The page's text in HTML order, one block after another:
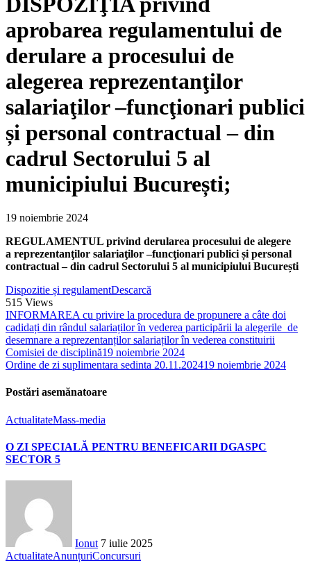
aprobarea regulamentului de
derulare a procesului de
alegerea reprezentanţilor
salariaţilor –funcţionari publici
și personal contractual – din
cadrul Sectorului 5 al
municipiului București;
19 noiembrie 2024
REGULAMENTUL privind derularea procesului de alegere
a reprezentanţilor salariaţilor –funcţionari publici și personal
contractual – din cadrul Sectorului 5 al municipiului București
Dispozitie și regulamentDescarcă
515 Views
INFORMAREA cu privire la procedura de propunere a câte doi
cadidați din rândul salariaților în vederea participării la alegerile de
desemnare a reprezentanților salariaților în vederea constituirii
Comisiei de disciplină19 noiembrie 2024
Ordine de zi suplimentara sedinta 20.11.202419 noiembrie 2024
Postări asemănatoare
ActualitateMass-media
O ZI SPECIALĂ PENTRU BENEFICARII DGASPC
SECTOR 5
Ionut 7 iulie 2025
ActualitateAnunțuriConcursuri